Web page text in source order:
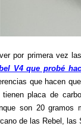
por primera vez
V4 que probé
que hacen
tienen placa de
son 20 gramos
de las Rebel, las